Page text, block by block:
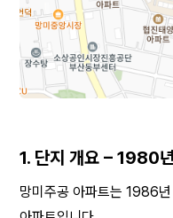
1. 단지 개요 – 1980
망미주공 아파트는 1986